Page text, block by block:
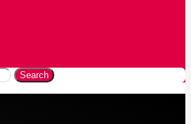
Search